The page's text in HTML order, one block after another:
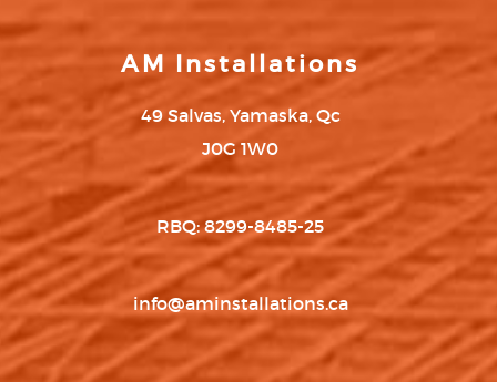
AM Installations
49 Salvas, Yamaska, Qc
J0G 1W0
RBQ: 8299-8485-25
info@aminstallations.ca